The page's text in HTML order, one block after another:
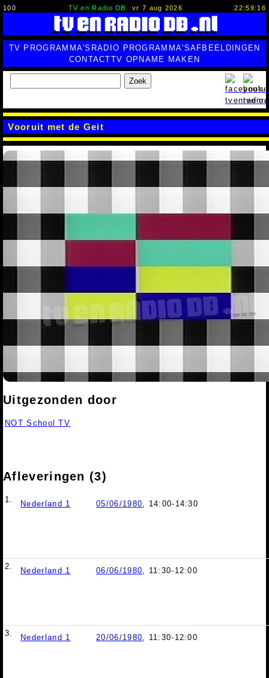
100 TV en Radio DB vr 7 aug 2026 22:59:16
TV PROGRAMMA'S RADIO PROGRAMMA'SAFBEELDINGEN
CONTACTTV OPNAME MAKEN
Zoek
Vooruit met de Geit
Uitgezonden door
NOT School TV
Afleveringen (3)
1. Nederland 1 05/06/1980 , 14:00-14:30
2. Nederland 1 06/06/1980 , 11:30-12:00
3. Nederland 1 20/06/1980 , 11:30-12:00